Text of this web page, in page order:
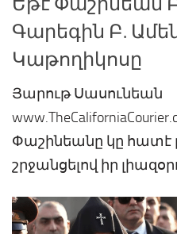
Գարեգին Բ.
Կաթողիկոսը
Յարութ Սասունեան
Փաշինեանը կը հատէ
շրջանցելով իր